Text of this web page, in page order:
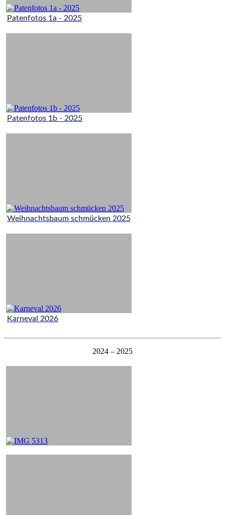
Patenfotos 1a - 2025
Patenfotos 1b - 2025
Weihnachtsbaum schmücken 2025
Karneval 2026
2024 – 2025